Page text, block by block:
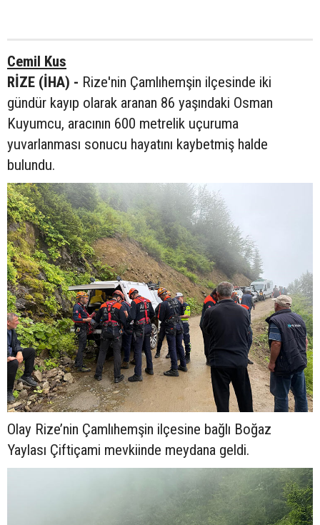
Cemil Kus
RİZE (İHA) - Rize'nin Çamlıhemşin ilçesinde iki
gündür kayıp olarak aranan 86 yaşındaki Osman
Kuyumcu, aracının 600 metrelik uçuruma
yuvarlanması sonucu hayatını kaybetmiş halde
bulundu.
Olay Rize’nin Çamlıhemşin ilçesine bağlı Boğaz
Yaylası Çiftiçami mevkiinde meydana geldi.